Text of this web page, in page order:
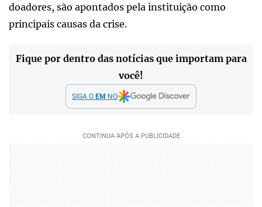
doadores, são apontados pela instituição como
principais causas da crise.
Fique por dentro das notícias que importam para
você!
SIGA O EM NO